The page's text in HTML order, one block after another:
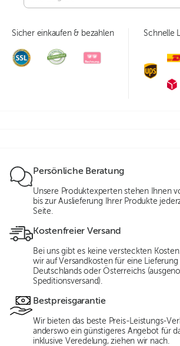
Sicher einkaufen & bezahlen Schnelle
Persönliche Beratung
Unsere Produktexperten stehen Ihnen
bis zur Auslieferung Ihrer Produkte
Seite.
Kostenfreier Versand
Bei uns gibt es keine versteckten
wir auf Versandkosten für eine Lieferung
Deutschlands oder Österreichs
Speditionsversand).
Bestpreisgarantie
Wir bieten das beste Preis-Leistungs-
anderswo ein günstigeres Angebot für
inklusive Veredelung, ziehen wir nach.